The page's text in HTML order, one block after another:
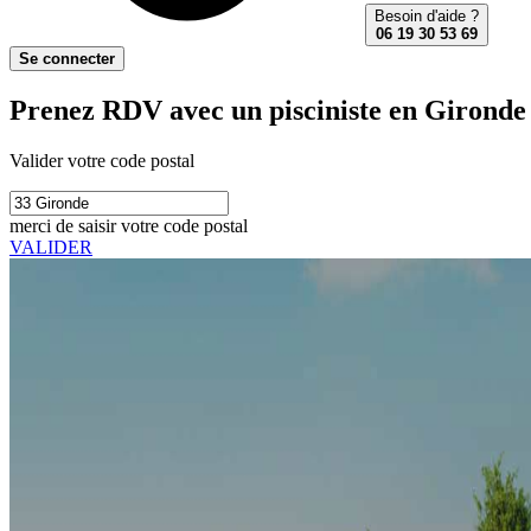
Besoin d'aide ?
06 19 30 53 69
Se connecter
Prenez RDV avec un pisciniste en
Valider votre code postal
merci de saisir votre code postal
VALIDER